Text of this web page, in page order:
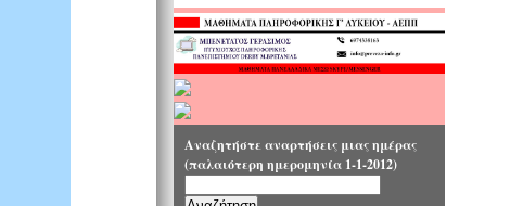
Αναζητήστε αναρτήσεις μιας ημέρας
(παλαιότερη ημερομηνία 1-1-2012)